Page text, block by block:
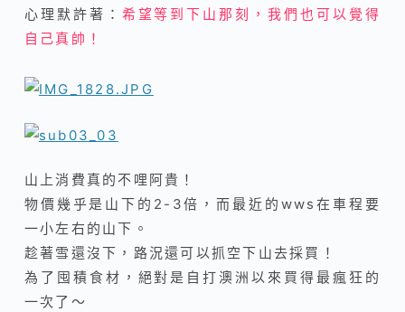
心理默許著： 希望等到下山那刻，我們也可以覺得
自己真帥！
山上消費真的不哩阿貴！
物價幾乎是山下的2-3倍，而最近的wws在車程要
一小左右的山下。
趁著雪還沒下，路況還可以抓空下山去採買！
為了囤積食材，絕對是自打澳洲以來買得最瘋狂的
一次了～